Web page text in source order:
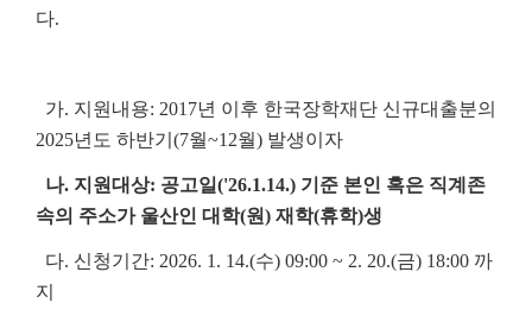
다.
가. 지원내용: 2017년 이후 한국장학재단 신규대출분의
2025년도 하반기(7월~12월) 발생이자
나. 지원대상: 공고일('26.1.14.) 기준 본인 혹은 직계존
속의 주소가 울산인 대학(원) 재학(휴학)생
다. 신청기간: 2026. 1. 14.(수) 09:00 ~ 2. 20.(금) 18:00 까
지